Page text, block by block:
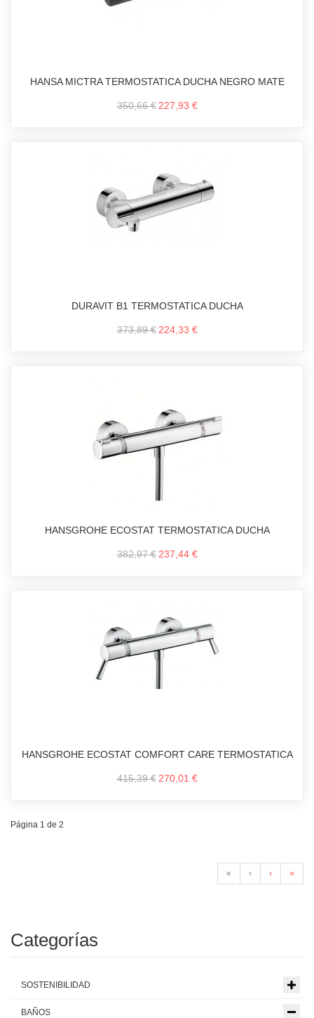
HANSA MICTRA TERMOSTATICA DUCHA NEGRO MATE
350,66 € 227,93 €
DURAVIT B1 TERMOSTATICA DUCHA
373,89 € 224,33 €
HANSGROHE ECOSTAT TERMOSTATICA DUCHA
382,97 € 237,44 €
HANSGROHE ECOSTAT COMFORT CARE TERMOSTATICA
415,39 € 270,01 €
Página 1 de 2
« ‹ › »
Categorías
SOSTENIBILIDAD
BAÑOS